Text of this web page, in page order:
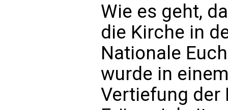
Wie es geht,
die Kirche in
Nationale
wurde in
Vertiefung der